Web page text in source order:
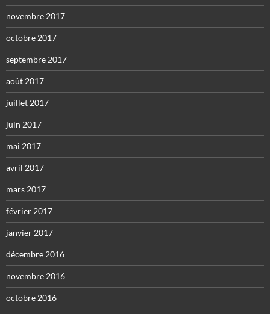
novembre 2017
octobre 2017
septembre 2017
août 2017
juillet 2017
juin 2017
mai 2017
avril 2017
mars 2017
février 2017
janvier 2017
décembre 2016
novembre 2016
octobre 2016